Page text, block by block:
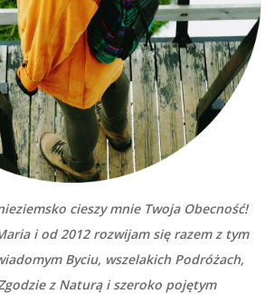
cieszy mnie Twoja Obecność!
i od 2012 rozwijam się razem z tym
Byciu, wszelakich Podróżach,
z Naturą i szeroko pojętym